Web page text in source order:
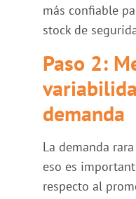
más confiable
stock de
Paso 2:
demanda
La demanda
eso es
respecto al